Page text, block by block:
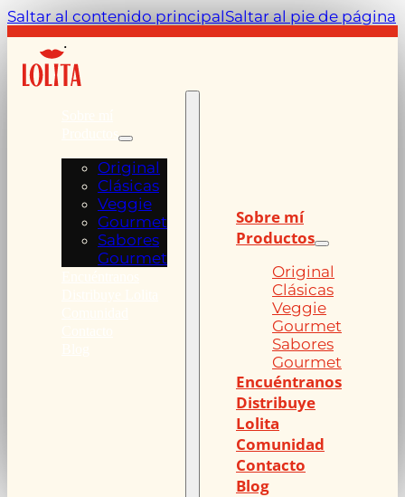
Saltar al contenido principalSaltar al pie de página
Original
Clásicas
Veggie
Gourmet
Sabores
Gourmet
Sobre mí
Productos
Original
Clásicas
Veggie
Gourmet
Sabores
Gourmet
Encuéntranos
Distribuye
Lolita
Comunidad
Contacto
Blog